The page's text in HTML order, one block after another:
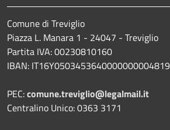
Comune di Treviglio
Piazza L. Manara 1 - 24047 - Treviglio
Partita IVA: 00230810160
IBAN: IT16Y0503453640000000004819
PEC:comune.treviglio@legalmail.it
Centralino Unico: 0363 3171